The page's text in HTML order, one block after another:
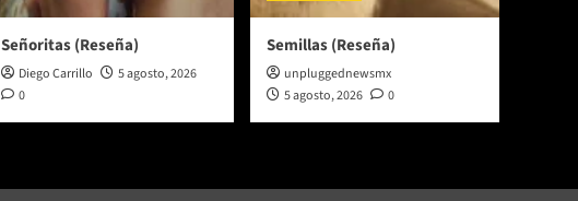
Señoritas (Reseña)
Diego Carrillo
5 agosto, 2026
0
Semillas (Reseña)
unpluggednewsmx
5 agosto, 2026
0